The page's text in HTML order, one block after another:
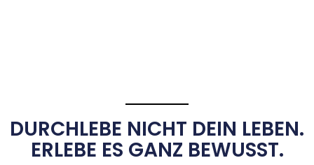
DURCHLEBE NICHT DEIN LEBEN.
ERLEBE ES GANZ BEWUSST.